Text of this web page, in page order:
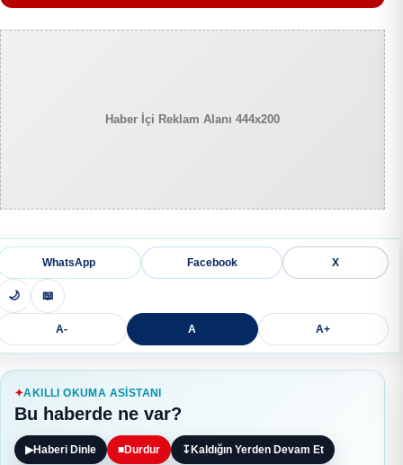
Haber İçi Reklam Alanı 444x200
WhatsApp Facebook X
🌙 📖
A- A A+
AKILLI OKUMA ASISTANI
Bu haberde ne var?
▶Haberi Dinle ■Durdur ↧Kaldığın Yerden Devam Et